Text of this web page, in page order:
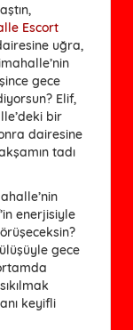
Escort
uğra,
gece
Elif,
bir
dairesine
tadı
enerjisiyle
gece
keyifli